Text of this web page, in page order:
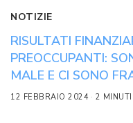
NOTIZIE
RISULTATI
PREOCCUPANTI:
MALE E CI SONO
12 FEBBRAIO 2024 2